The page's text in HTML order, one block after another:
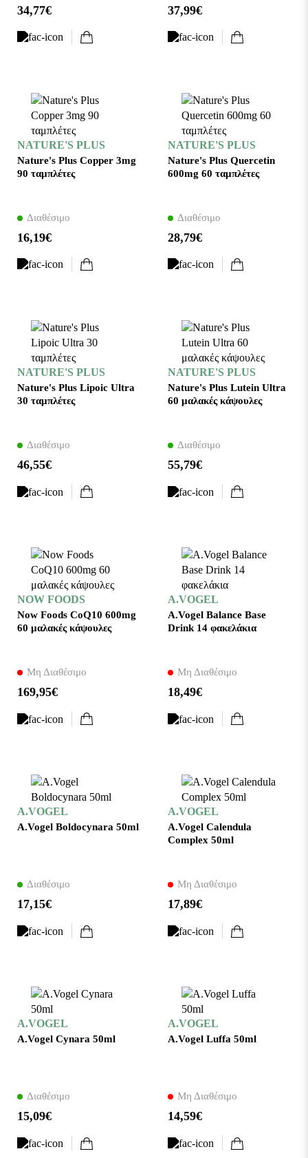
34,77€ 37,99€
NATURE'S PLUS
Nature's Plus Copper 3mg
90 ταμπλέτες
Διαθέσιμο
16,19€
NATURE'S PLUS
Nature's Plus Quercetin
600mg 60 ταμπλέτες
Διαθέσιμο
28,79€
NATURE'S PLUS
Nature's Plus Lipoic Ultra
30 ταμπλέτες
Διαθέσιμο
46,55€
NATURE'S PLUS
Nature's Plus Lutein Ultra
60 μαλακές κάψουλες
Διαθέσιμο
55,79€
NOW FOODS
Now Foods CoQ10 600mg
60 μαλακές κάψουλες
Μη Διαθέσιμο
169,95€
A.VOGEL
A.Vogel Balance Base
Drink 14 φακελάκια
Μη Διαθέσιμο
18,49€
A.VOGEL
A.Vogel Boldocynara 50ml
Διαθέσιμο
17,15€
A.VOGEL
A.Vogel Calendula
Complex 50ml
Μη Διαθέσιμο
17,89€
A.VOGEL
A.Vogel Cynara 50ml
Διαθέσιμο
15,09€
A.VOGEL
A.Vogel Luffa 50ml
Μη Διαθέσιμο
14,59€